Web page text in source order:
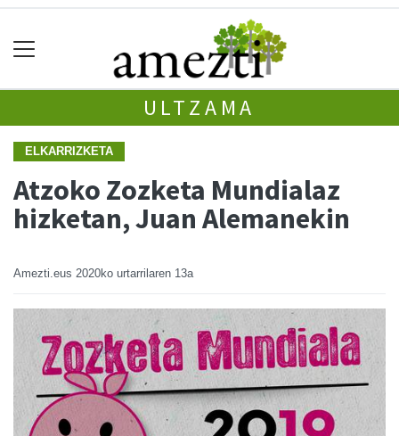
ULTZAMA
ELKARRIZKETA
Atzoko Zozketa Mundialaz
hizketan, Juan Alemanekin
Amezti.eus 2020ko urtarrilaren 13a